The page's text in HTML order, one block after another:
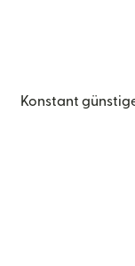
Konstant